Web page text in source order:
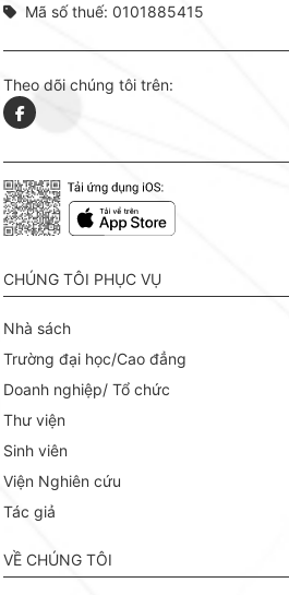
Mã số thuế: 0101885415
Theo dõi chúng tôi trên:
CHÚNG TÔI PHỤC VỤ
Nhà sách
Trường đại học/Cao đẳng
Doanh nghiệp/ Tổ chức
Thư viện
Sinh viên
Viện Nghiên cứu
Tác giả
VỀ CHÚNG TÔI